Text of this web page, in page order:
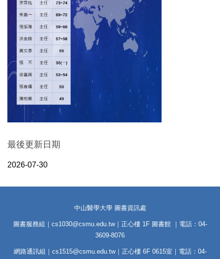
最後更新日期
2026-07-30
中山醫學大學 圖書資訊處
圖書服務組｜cs1030@csmu.edu.tw｜正心樓 1F 圖書館 ｜電話：04-
3609-8076
網路通訊組｜cs1515@csmu.edu.tw｜正心樓 6F 0615室｜電話：04-